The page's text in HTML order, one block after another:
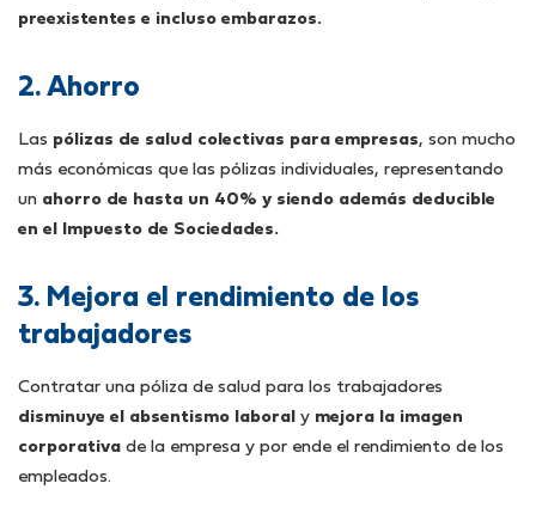
preexistentes e incluso embarazos.
2. Ahorro
Las pólizas de salud colectivas para empresas, son mucho
más económicas que las pólizas individuales, representando
un ahorro de hasta un 40% y siendo además deducible
en el Impuesto de Sociedades.
3. Mejora el rendimiento de los
trabajadores
Contratar una póliza de salud para los trabajadores
disminuye el absentismo laboral
y mejora la imagen
corporativa de la empresa y por ende el rendimiento de los
empleados.